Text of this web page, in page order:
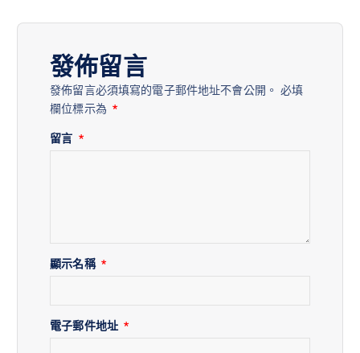
發佈留言
發佈留言必須填寫的電子郵件地址不會公開。 必填
欄位標示為 *
留言 *
顯示名稱 *
電子郵件地址 *